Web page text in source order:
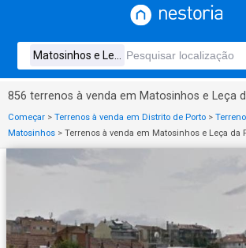
856 terrenos à venda em Matosinhos e Leça
Começar > Terrenos à venda em Distrito de Porto >
Matosinhos > Terrenos à venda em Matosinhos e Leça da